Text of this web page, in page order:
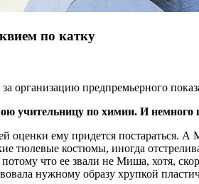
по катку
за организацию предпремьерного
учительницу по химии. И немного
ему придется постараться.
тюлевые костюмы, иногда
что ее звали не Миша, хотя,
нужному образу хрупкой